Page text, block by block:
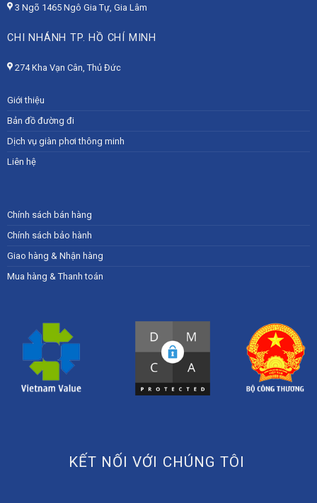
3 Ngõ 1465 Ngô Gia Tự, Gia Lâm
CHI NHÁNH TP. HỒ CHÍ MINH
274 Kha Vạn Cân, Thủ Đức
Giới thiệu
Bản đồ đường đi
Dịch vụ giàn phơi thông minh
Liên hệ
Chính sách bán hàng
Chính sách bảo hành
Giao hàng & Nhận hàng
Mua hàng & Thanh toán
KẾT NỐI VỚI CHÚNG TÔI